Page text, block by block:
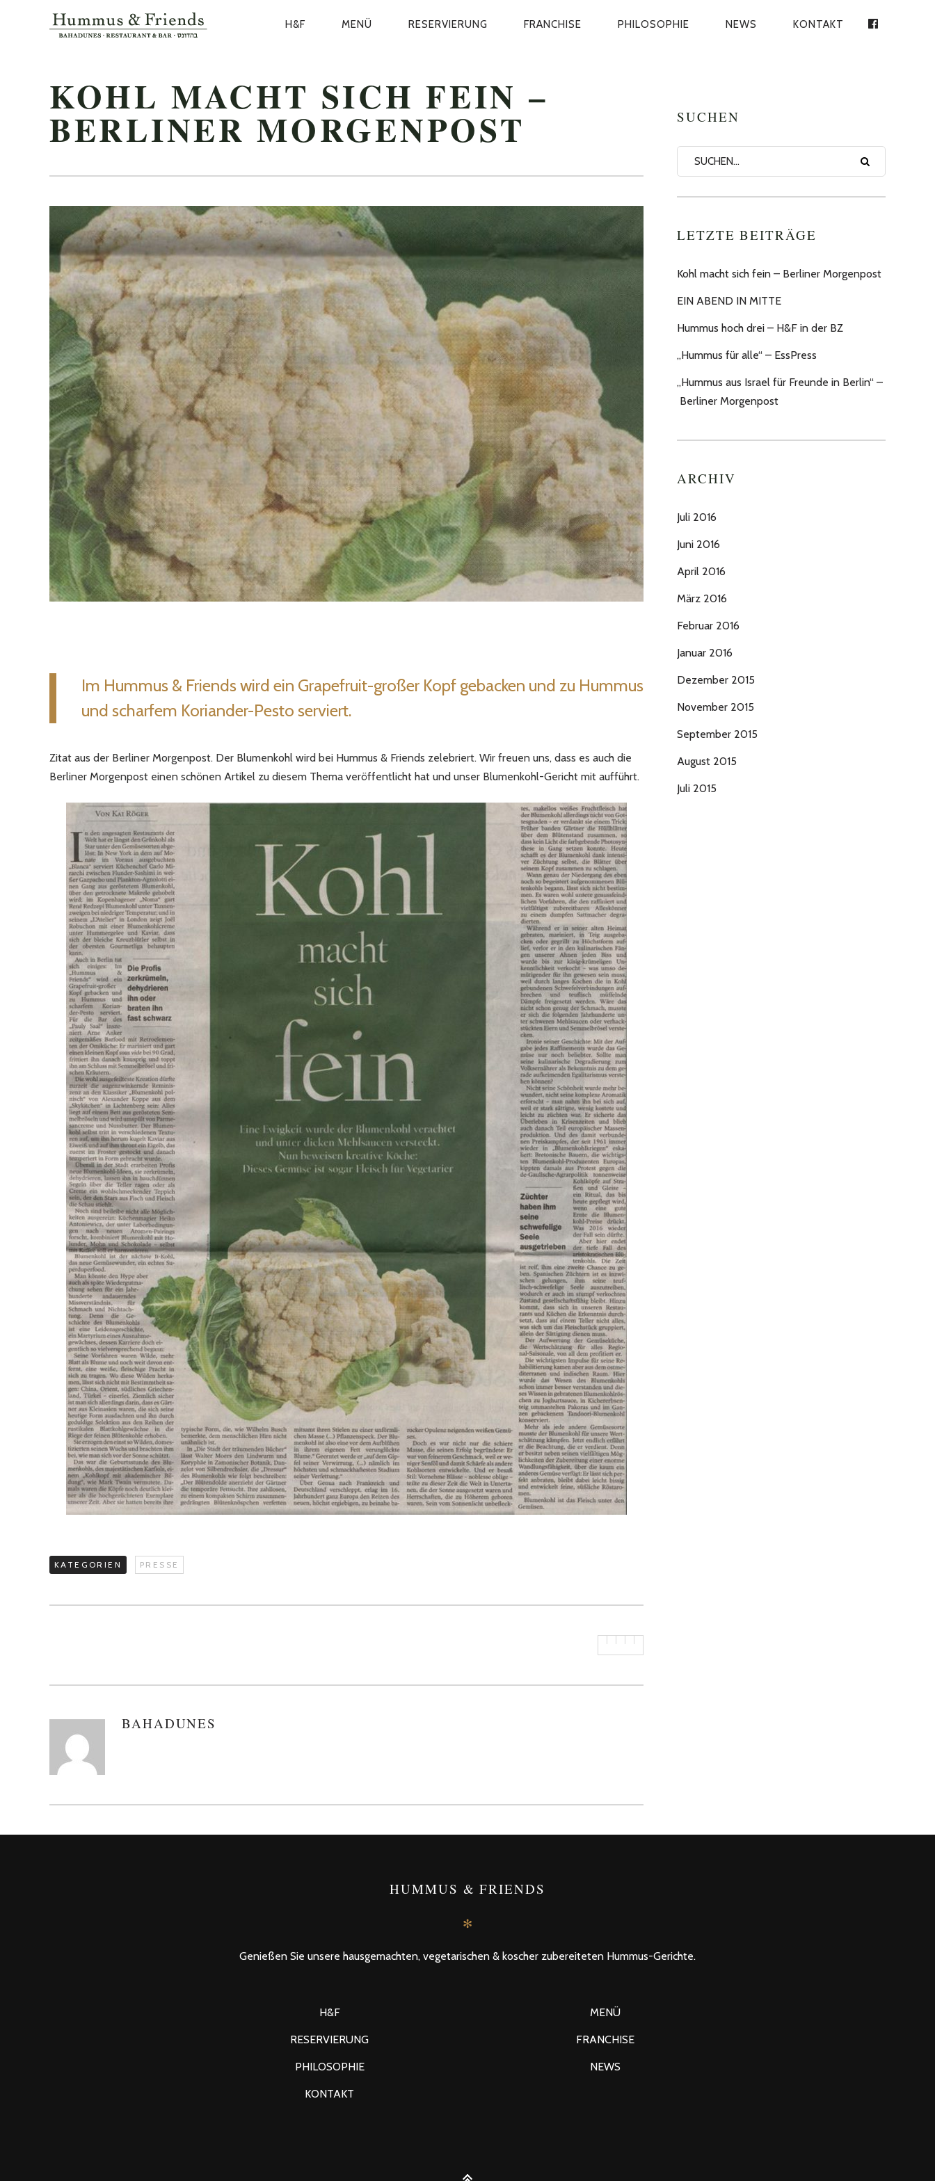
PRIMÄR-
H&F MENÜ RESERVIERUNG FRANCHISE PHILOSOPHIE NEWS KONTAKT
Facebook
KOHL MACHT SICH FEIN –
BERLINER MORGENPOST
Im Hummus & Friends wird ein Grapefruit-großer Kopf gebacken und zu Hummus
und scharfem Koriander-Pesto serviert.
Zitat aus der Berliner Morgenpost. Der Blumenkohl wird bei Hummus & Friends zelebriert. Wir freuen uns, dass es auch die
Berliner Morgenpost einen schönen Artikel zu diesem Thema veröffentlicht hat und unser Blumenkohl-Gericht mit aufführt.
KATEGORIEN PRESSE
AUTOREN
BAHADUNES
SUCHEN
LETZTE BEITRÄGE
Kohl macht sich fein – Berliner Morgenpost
EIN ABEND IN MITTE
Hummus hoch drei – H&F in der BZ
„Hummus für alle“ – EssPress
„Hummus aus Israel für Freunde in Berlin“ –
Berliner Morgenpost
ARCHIV
Juli 2016
Juni 2016
April 2016
März 2016
Februar 2016
Januar 2016
Dezember 2015
November 2015
September 2015
August 2015
Juli 2015
HUMMUS & FRIENDS
✻
Genießen Sie unsere hausgemachten, vegetarischen & koscher zubereiteten Hummus-Gerichte.
H&F MENÜ
RESERVIERUNG FRANCHISE
PHILOSOPHIE NEWS
KONTAKT